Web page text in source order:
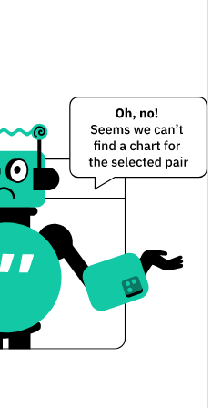
$0.000014920926
$0.000014908895 /
$0.000014920926
$115.77353
your lore